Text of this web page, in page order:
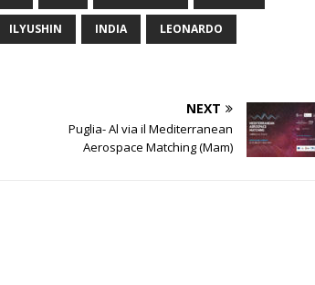
ILYUSHIN INDIA LEONARDO
NEXT
Puglia- Al via il Mediterranean
Aerospace Matching (Mam)